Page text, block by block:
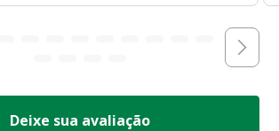
Deixe sua avaliação